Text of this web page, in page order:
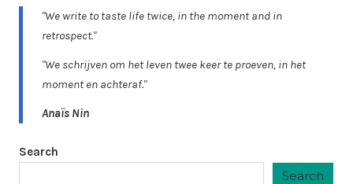
"We write to taste life twice, in the moment and in
retrospect."
"We schrijven om het leven twee keer te proeven, in het
moment en achteraf."
Anaïs Nin
Search
Search